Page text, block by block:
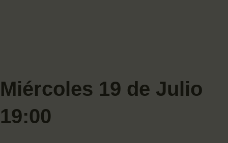
Miércoles 19 de Julio
19:00